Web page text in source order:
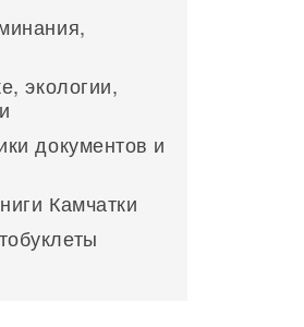
экологии,
документов и
Камчатки